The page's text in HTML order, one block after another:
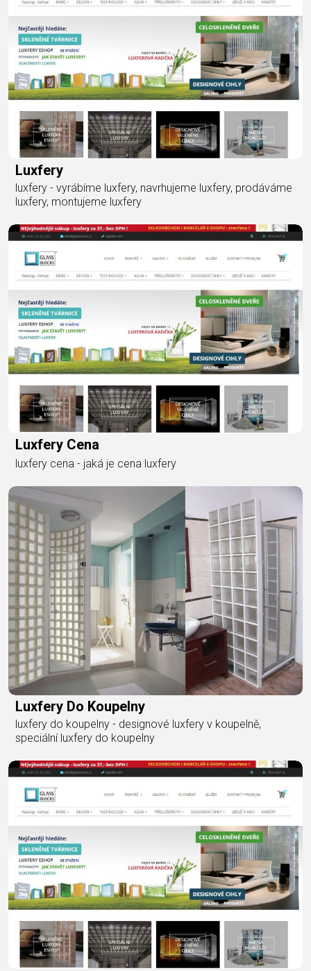
Luxfery
luxfery - vyrábíme luxfery, navrhujeme luxfery, prodáváme
luxfery, montujeme luxfery
Luxfery Cena
luxfery cena - jaká je cena luxfery
Luxfery Do Koupelny
luxfery do koupelny - designové luxfery v koupelně,
speciální luxfery do koupelny